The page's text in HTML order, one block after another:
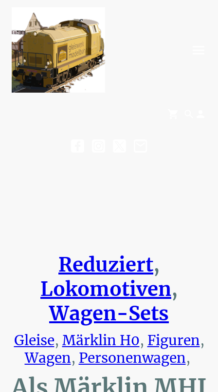
Reduziert,
Lokomotiven,
Wagen-Sets
Gleise, Märklin H0, Figuren,
Wagen, Personenwagen,